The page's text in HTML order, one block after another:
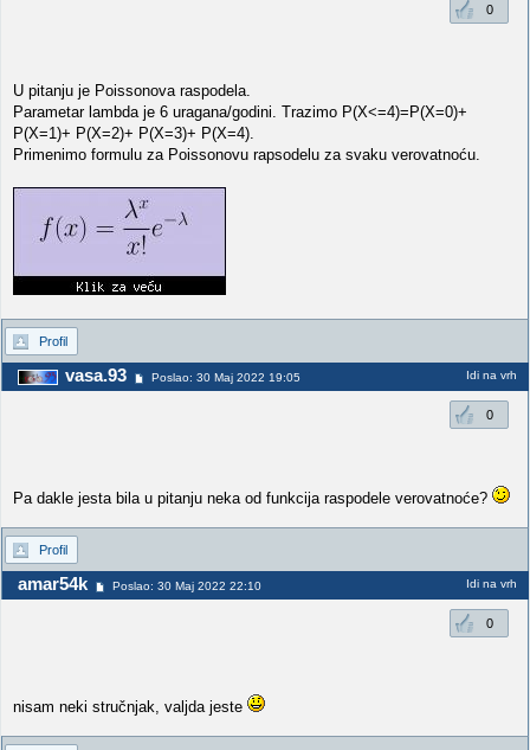
0
U pitanju je Poissonova raspodela.
Parametar lambda je 6 uragana/godini. Trazimo P(X<=4)=P(X=0)+
P(X=1)+ P(X=2)+ P(X=3)+ P(X=4).
Primenimo formulu za Poissonovu rapsodelu za svaku verovatnoću.
Profil
vasa.93 Poslao: 30 Maj 2022 19:05 Idi na vrh
0
Pa dakle jesta bila u pitanju neka od funkcija raspodele verovatnoće?
Profil
amar54k Poslao: 30 Maj 2022 22:10 Idi na vrh
0
nisam neki stručnjak, valjda jeste